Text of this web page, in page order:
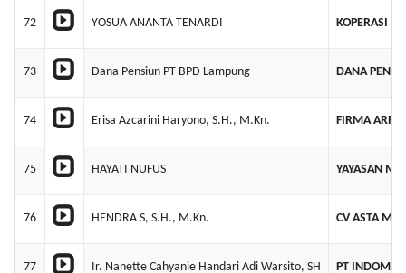
72 YOSUA ANANTA TENARDI KOPERASI
73 Dana Pensiun PT BPD Lampung DANA
74 Erisa Azcarini Haryono, S.H., M.Kn. FIRMA
75 HAYATI NUFUS YAYASAN
76 HENDRA S, S.H., M.Kn. CV ASTA
77 Ir. Nanette Cahyanie Handari Adi Warsito, SH PT